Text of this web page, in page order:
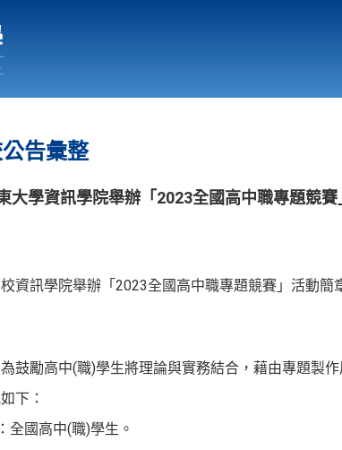
告彙整
大學資訊學院舉辦「2023全國高中職專題競
資訊學院舉辦「2023全國高中職專題競賽」活動
鼓勵高中(職)學生將理論與實務結合，藉由專題製
下：
全國高中(職)學生。